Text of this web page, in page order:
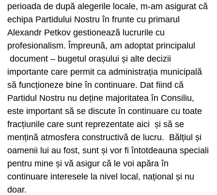
perioada de după alegerile locale, m-am asigurat că
echipa Partidului Nostru în frunte cu primarul
Alexandr Petkov gestionează lucrurile cu
profesionalism. Împreună, am adoptat principalul
document – bugetul orașului și alte decizii
importante care permit ca administrația municipală
să funcționeze bine în continuare. Dat fiind că
Partidul Nostru nu deține majoritatea în Consiliu,
este important să se discute în continuare cu toate
fracțiunile care sunt reprezentate aici și să se
mențină atmosfera constructivă de lucru. Bălțiul și
oamenii lui au fost, sunt și vor fi întotdeauna speciali
pentru mine și vă asigur că le voi apăra în
continuare interesele la nivel local, național și nu
doar.